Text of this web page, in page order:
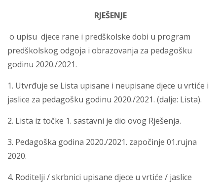
RJEŠENJE
o upisu djece rane i predškolske dobi u program
predškolskog odgoja i obrazovanja za pedagošku
godinu 2020./2021.
1. Utvrđuje se Lista upisane i neupisane djece u vrtiće i
jaslice za pedagošku godinu 2020./2021. (dalje: Lista).
2. Lista iz točke 1. sastavni je dio ovog Rješenja.
3. Pedagoška godina 2020./2021. započinje 01.rujna
2020.
4. Roditelji / skrbnici upisane djece u vrtiće / jaslice